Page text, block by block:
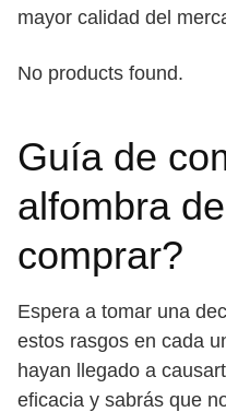
mayor calidad del
No products found.
Guía de
alfombra
comprar?
Espera a tomar una
estos rasgos en cada
hayan llegado a
eficacia y sabrás que